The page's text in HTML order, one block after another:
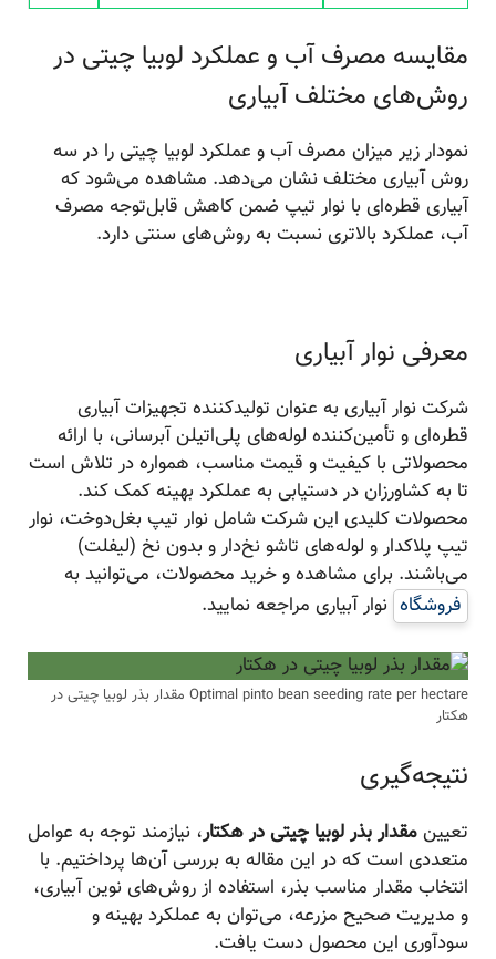
مقایسه مصرف آب و عملکرد لوبیا چیتی در
روش‌های مختلف آبیاری
نمودار زیر میزان مصرف آب و عملکرد لوبیا چیتی را در سه
روش آبیاری مختلف نشان می‌دهد. مشاهده می‌شود که
آبیاری قطره‌ای با نوار تیپ ضمن کاهش قابل‌توجه مصرف
آب، عملکرد بالاتری نسبت به روش‌های سنتی دارد.
معرفی نوار آبیاری
شرکت نوار آبیاری به عنوان تولیدکننده تجهیزات آبیاری
قطره‌ای و تأمین‌کننده لوله‌های پلی‌اتیلن آبرسانی، با ارائه
محصولاتی با کیفیت و قیمت مناسب، همواره در تلاش است
تا به کشاورزان در دستیابی به عملکرد بهینه کمک کند.
محصولات کلیدی این شرکت شامل نوار تیپ بغل‌دوخت، نوار
تیپ پلاکدار و لوله‌های تاشو نخ‌دار و بدون نخ (لیفلت)
می‌باشند. برای مشاهده و خرید محصولات، می‌توانید به
فروشگاه نوار آبیاری مراجعه نمایید.
Optimal pinto bean seeding rate per hectare مقدار بذر لوبیا چیتی در
هکتار
نتیجه‌گیری
تعیینمقدار بذر لوبیا چیتی در هکتار، نیازمند توجه به عوامل
متعددی است که در این مقاله به بررسی آن‌ها پرداختیم. با
انتخاب مقدار مناسب بذر، استفاده از روش‌های نوین آبیاری،
و مدیریت صحیح مزرعه، می‌توان به عملکرد بهینه و
سودآوری این محصول دست یافت.